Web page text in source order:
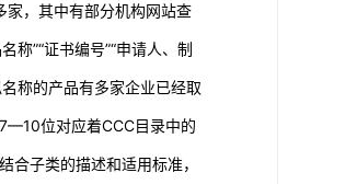
家，其中有部分机构网站查
称”“证书编号”“申请人、制
称的产品有多家企业已经取
位对应着CCC目录中的
合子类的描述和适用标准，